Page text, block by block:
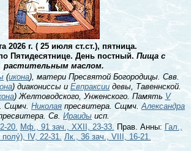
2026 г. ( 25 июля ст.ст.), пятница.
Пятидесятнице. День постный. Пища с
растительным маслом.
(икона), матери Пресвятой Богородицы. Свв.
) диакониссы и Евпраксии девы, Тавеннской.
) Желтоводского, Унженского. Память V
. Сщмч. Николая пресвитера. Сщмч.Александра
Св. Ираидыисп.
20. Мф., 91 зач., XXII, 23-33. Прав. Анны: Гал.,
полу́), IV, 22-31. Лк., 36 зач., VIII, 16-21.